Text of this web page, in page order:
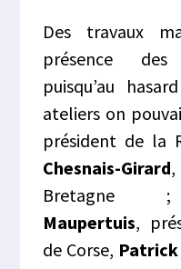
Des travaux
présence des
puisqu’au
ateliers on
président de la
Chesnais-Girard,
Maupertuis,
de Corse,